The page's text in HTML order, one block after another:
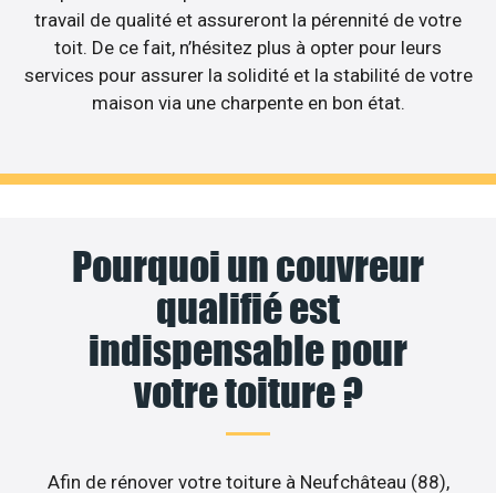
travail de qualité et assureront la pérennité de votre
toit. De ce fait, n’hésitez plus à opter pour leurs
services pour assurer la solidité et la stabilité de votre
maison via une charpente en bon état.
Pourquoi un couvreur
qualifié est
indispensable pour
votre toiture ?
Afin de rénover votre toiture à Neufchâteau (88),